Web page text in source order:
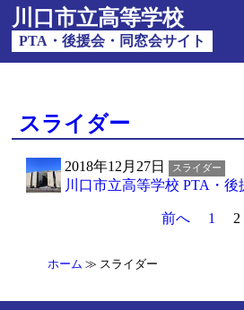
川口市立高等学校
PTA・後援会・同窓会サイト
スライダー
2018年12月27日 スライダー
川口市立高等学校 PTA・後
前へ 1 2
ホーム スライダー